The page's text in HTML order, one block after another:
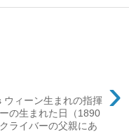
›
ィーン生まれの指揮
の生まれた日（1890
ライバーの父親にあ